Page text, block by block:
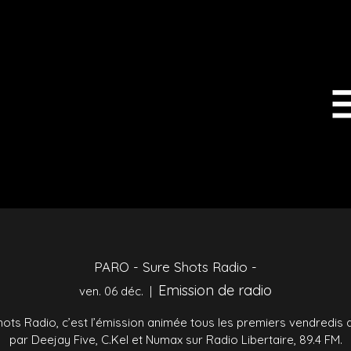
PARO - Sure Shots Radio -
ven. 06 déc.
  |
Emission de radio
Radio, c’est l’émission animée tous les premiers vendredis
par Deejay Five, C.Kel et Numax sur Radio Libertaire, 89.4 FM.